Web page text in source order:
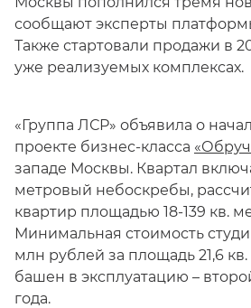
сообщают эксперты
Также стартовали продажи в
уже реализуемых комплексах.
«Группа ЛСР» объявила о
проекте бизнес-класса
западе Москвы. Квартал
метровый небоскребы,
квартир площадью 18-139 кв.
Минимальная стоимость
млн рублей за площадь 21,6
башен в эксплуатацию –
года.